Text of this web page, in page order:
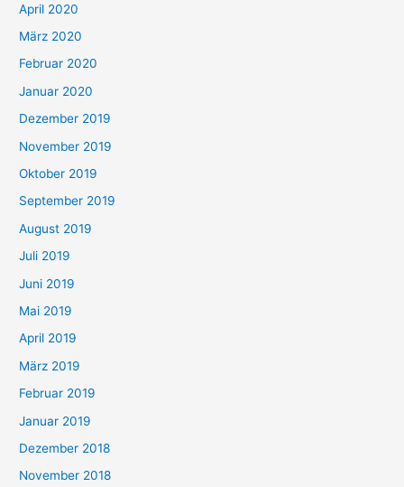
April 2020
März 2020
Februar 2020
Januar 2020
Dezember 2019
November 2019
Oktober 2019
September 2019
August 2019
Juli 2019
Juni 2019
Mai 2019
April 2019
März 2019
Februar 2019
Januar 2019
Dezember 2018
November 2018